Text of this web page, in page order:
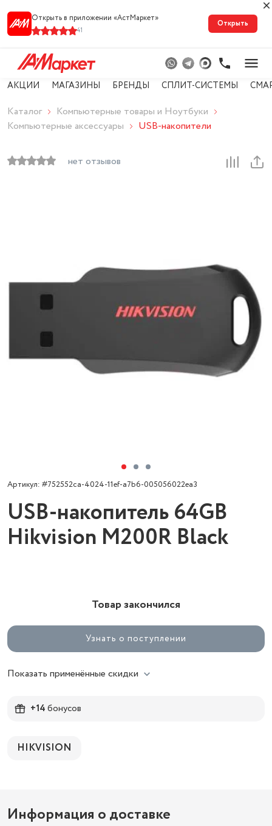
Открыть в приложении «АстМарке‪т‬»
41
Открыть
АКЦИИ МАГАЗИНЫ БРЕНДЫ СПЛИТ-СИСТЕМЫ
Каталог
Компьютерные товары и Ноутбуки
Компьютерные аксессуары
USB-накопители
нет отзывов
Артикул: #752552ca-4024-11ef-a7b6-005056022ea3
USB-накопитель 64GB
Hikvision M200R Black
Товар закончился
Узнать о поступлении
Показать применённые скидки
+14бонусов
HIKVISION
Информация о доставке